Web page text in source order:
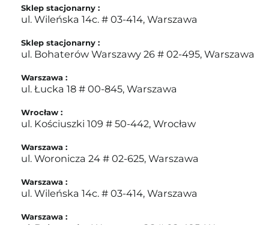
Sklep stacjonarny :
ul. Wileńska 14c. # 03-414, Warszawa
Sklep stacjonarny :
ul. Bohaterów Warszawy 26 # 02-495, Warszawa
Warszawa :
ul. Łucka 18 # 00-845, Warszawa
Wrocław :
ul. Kościuszki 109 # 50-442, Wrocław
Warszawa :
ul. Woronicza 24 # 02-625, Warszawa
Warszawa :
ul. Wileńska 14c. # 03-414, Warszawa
Warszawa :